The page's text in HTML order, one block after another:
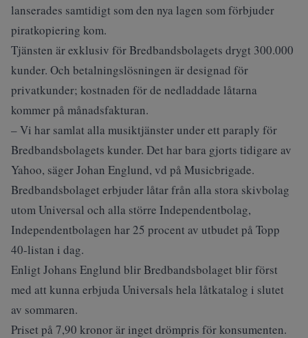
lanserades samtidigt som den nya lagen som förbjuder
piratkopiering kom.
Tjänsten är exklusiv för Bredbandsbolagets drygt 300.000
kunder. Och betalningslösningen är designad för
privatkunder; kostnaden för de nedladdade låtarna
kommer på månadsfakturan.
– Vi har samlat alla musiktjänster under ett paraply för
Bredbandsbolagets kunder. Det har bara gjorts tidigare av
Yahoo, säger Johan Englund, vd på Musicbrigade.
Bredbandsbolaget erbjuder låtar från alla stora skivbolag
utom Universal och alla större Independentbolag,
Independentbolagen har 25 procent av utbudet på Topp
40-listan i dag.
Enligt Johans Englund blir Bredbandsbolaget blir först
med att kunna erbjuda Universals hela låtkatalog i slutet
av sommaren.
Priset på 7,90 kronor är inget drömpris för konsumenten.